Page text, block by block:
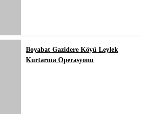
Boyabat Gazidere Köyü Leylek
Kurtarma Operasyonu